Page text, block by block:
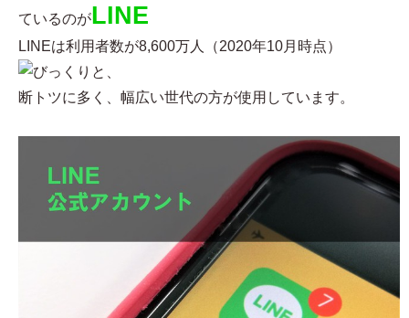
ているのがLINE
LINEは利用者数が8,600万人（2020年10月時点）
と、
断トツに多く、幅広い世代の方が使用しています。